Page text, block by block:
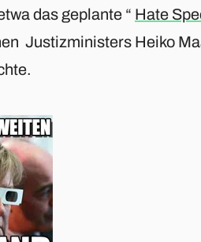
das geplante “ Hate
Justizministers Heiko